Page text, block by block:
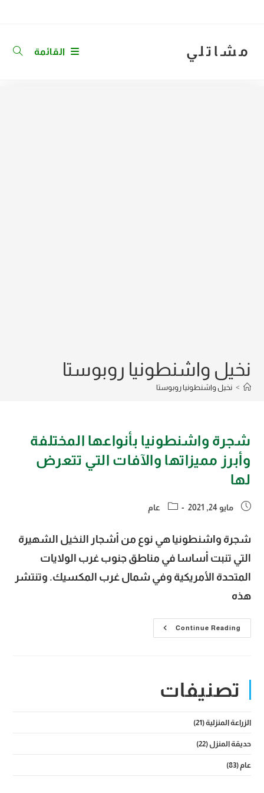
مشاتلي القائمة
نخيل واشنطونيا روبوستا
> نخيل واشنطونيا روبوستا
شجرة واشنطونيا بأنواعها المختلفة
وأبرز مميزاتها والآفات التي تتعرض
لها
Post
مايو 24, 2021
Post
عام
شجرة واشنطونيا هي نوع من أشجار النخيل الشهيرة
التي تنبت أساسا في مناطق جنوب غرب الولايات
المتحدة الأمريكية وفي شمال غرب المكسيك. وتنتشر
هذه
Continue Readingشجرة
واشنطونيا
التي
تتعرض
تصنيفات
الزراعة المنزلية(21)
حديقة المنزل (22)
عام(83)